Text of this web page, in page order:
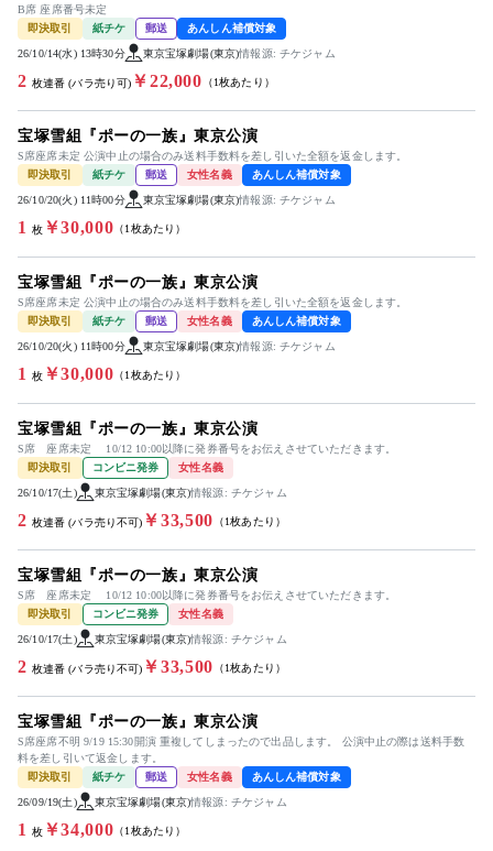
B席 座席番号未定
即決取引
紙チケ 郵送 あんしん補償対象
26/10/14(水) 13時30分 東京宝塚劇場(東京)情報源: チケジャム
2 枚連番 (バラ売り可) ￥22,000 （1枚あたり）
宝塚雪組『ポーの一族』東京公演
S席座席未定 公演中止の場合のみ送料手数料を差し引いた全額を返金します。
即決取引
紙チケ 郵送 女性名義 あんしん補償対象
26/10/20(火) 11時00分 東京宝塚劇場(東京)情報源: チケジャム
1 枚￥30,000 （1枚あたり）
宝塚雪組『ポーの一族』東京公演
S席座席未定 公演中止の場合のみ送料手数料を差し引いた全額を返金します。
即決取引
紙チケ 郵送 女性名義 あんしん補償対象
26/10/20(火) 11時00分 東京宝塚劇場(東京)情報源: チケジャム
1 枚￥30,000 （1枚あたり）
宝塚雪組『ポーの一族』東京公演
S席 座席未定 10/12 10:00以降に発券番号をお伝えさせていただきます。
即決取引
コンビニ発券 女性名義
26/10/17(土) 東京宝塚劇場(東京)情報源: チケジャム
2 枚連番 (バラ売り不可) ￥33,500 （1枚あたり）
宝塚雪組『ポーの一族』東京公演
S席 座席未定 10/12 10:00以降に発券番号をお伝えさせていただきます。
即決取引
コンビニ発券 女性名義
26/10/17(土) 東京宝塚劇場(東京)情報源: チケジャム
2 枚連番 (バラ売り不可) ￥33,500 （1枚あたり）
宝塚雪組『ポーの一族』東京公演
S席座席不明 9/19 15:30開演 重複してしまったので出品します。 公演中止の際は送料手数
料を差し引いて返金します。
即決取引
紙チケ 郵送 女性名義 あんしん補償対象
26/09/19(土) 東京宝塚劇場(東京)情報源: チケジャム
1 枚￥34,000 （1枚あたり）